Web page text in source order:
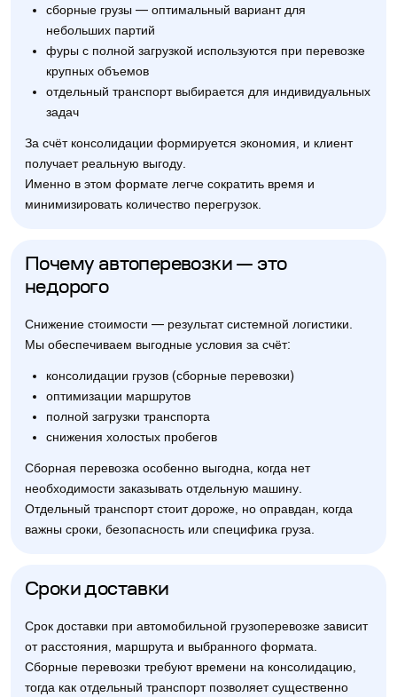
сборные грузы — оптимальный вариант для
небольших партий
фуры с полной загрузкой используются при перевозке
крупных объемов
отдельный транспорт выбирается для индивидуальных
задач
За счёт консолидации формируется экономия, и клиент
получает реальную выгоду.
Именно в этом формате легче сократить время и
минимизировать количество перегрузок.
Почему автоперевозки — это
недорого
Снижение стоимости — результат системной логистики.
Мы обеспечиваем выгодные условия за счёт:
консолидации грузов (сборные перевозки)
оптимизации маршрутов
полной загрузки транспорта
снижения холостых пробегов
Сборная перевозка особенно выгодна, когда нет
необходимости заказывать отдельную машину.
Отдельный транспорт стоит дороже, но оправдан, когда
важны сроки, безопасность или специфика груза.
Сроки доставки
Срок доставки при автомобильной грузоперевозке зависит
от расстояния, маршрута и выбранного формата.
Сборные перевозки требуют времени на консолидацию,
тогда как отдельный транспорт позволяет существенно